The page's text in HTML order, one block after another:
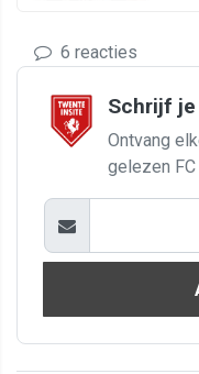
6 reacties
Schrijf
Ontvang
gelezen